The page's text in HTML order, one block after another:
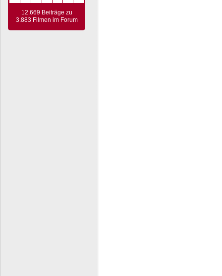
12.669 Beiträge zu
3.883 Filmen im Forum